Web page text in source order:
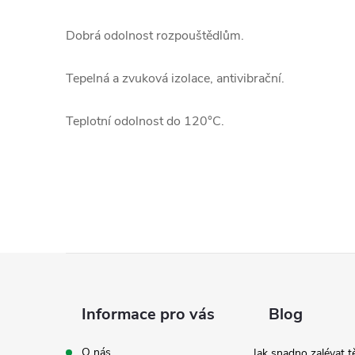
Dobrá odolnost rozpouštědlům.
Tepelná a zvuková izolace, antivibrační.
Teplotní odolnost do 120°C.
Informace pro vás Blog